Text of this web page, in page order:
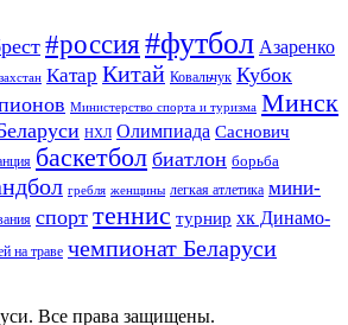
#россия#футбол Азаренко
Катар Китай Ковальчук Кубок
Министерство спорта и туризма Минск
НХЛ Олимпиада Саснович
баскетбол биатлон борьба
гребля женщины легкая атлетика мини-
спорт теннис турнир хк Динамо-
на траве чемпионат Беларуси
Все права защищены.